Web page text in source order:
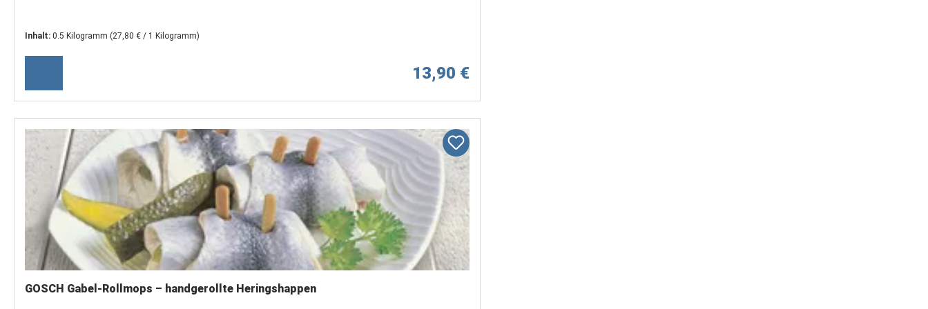
Inhalt: 0.5 Kilogramm (27,80 € / 1 Kilogramm)
13,90 €
GOSCH Gabel-Rollmops – handgerollte Heringshappen